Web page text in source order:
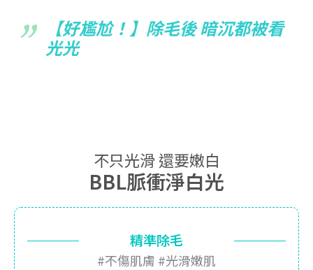
【好尷尬！】除毛後 暗沉都被看
光光
不只光滑 還要嫩白
BBL脈衝淨白光
精準除毛
#不傷肌膚 #光滑嫩肌